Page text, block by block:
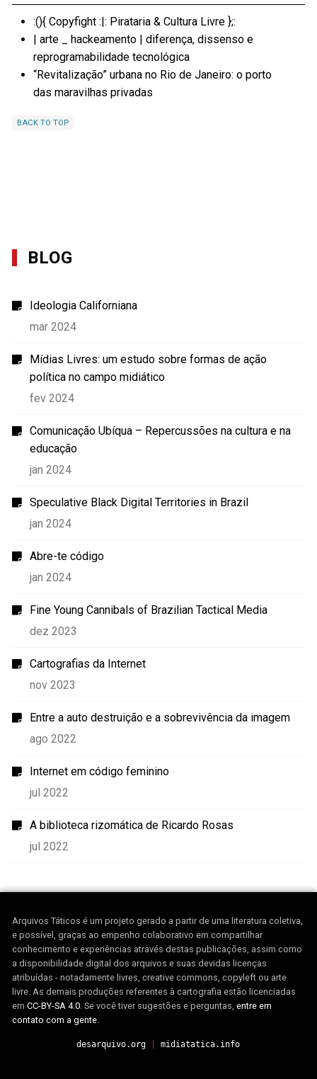
:(){ Copyfight :|: Pirataria & Cultura Livre };:
| arte _ hackeamento | diferença, dissenso e
reprogramabilidade tecnológica
“Revitalização” urbana no Rio de Janeiro: o porto
das maravilhas privadas
BACK TO TOP
BLOG
Ideologia Californiana
mar 2024
Mídias Livres: um estudo sobre formas de ação
política no campo midiático
fev 2024
Comunicação Ubíqua – Repercussões na cultura e na
educação
jan 2024
Speculative Black Digital Territories in Brazil
jan 2024
Abre-te código
jan 2024
Fine Young Cannibals of Brazilian Tactical Media
dez 2023
Cartografias da Internet
nov 2023
Entre a auto destruição e a sobrevivência da imagem
ago 2022
Internet em código feminino
jul 2022
A biblioteca rizomática de Ricardo Rosas
jul 2022
Arquivos Táticos é um projeto gerado a partir de uma literatura coletiva,
e possível, graças ao empenho colaborativo em compartilhar
conhecimento e experiências através destas publicações, assim como
a disponibilidade digital dos arquivos e suas devidas licenças
atribuídas - notadamente livres, creative commons, copyleft ou arte
livre. As demais produções referentes à cartografia estão licenciadas
emCC-BY-SA 4.0 . Se você tiver sugestões e perguntas,entre em
contato com a gente.
desarquivo.org |midiatatica.info